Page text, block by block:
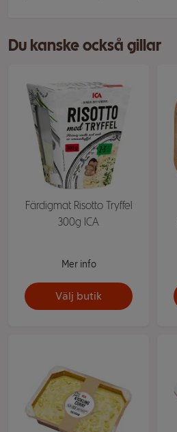
Du kanske också gillar
Färdigmat Risotto Tryffel
300g ICA
Mer info
Välj butik